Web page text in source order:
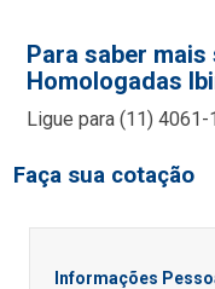
Para saber
Homologadas
Ligue para(11) 4061-
Faça sua cotação
Informações